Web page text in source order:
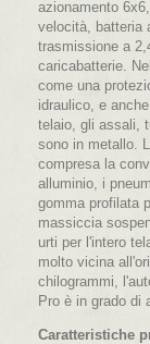
azionamento
velocità, batteria
trasmissione a
caricabatterie.
come una
idraulico, e
telaio, gli assali,
sono in metallo.
compresa la
alluminio, i
gomma profilata
massiccia
urti per l'intero
molto vicina
chilogrammi,
Pro è in grado di
Caratteristiche